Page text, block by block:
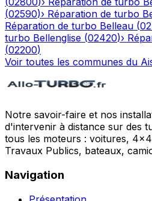
(02590)› Réparation de turbo
Réparation de turbo Belleau (
turbo Bellenglise (02420)›
(02200)
Voir toutes les communes du
Notre savoir-faire et nos
d'intervenir à distance sur des
tous les moteurs : voitures,
Travaux Publics, bateaux,
Navigation